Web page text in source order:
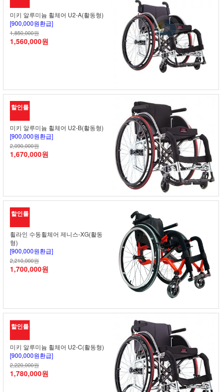
미키 알루미늄 휠체어 U2-A(활동형)
[900,000원환급]
1,850,000원
1,560,000원
할인률
미키 알루미늄 휠체어 U2-B(활동형)
[900,000원환급]
2,090,000원
1,670,000원
할인률
휠라인 수동휠체어 제니스-XG(활동
형)
[900,000원환급]
2,210,000원
1,700,000원
할인률
미키 알루미늄 휠체어 U2-C(활동형)
[900,000원환급]
2,220,000원
1,780,000원